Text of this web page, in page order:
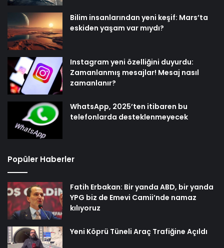
Bilim insanlarından yeni keşif: Mars’ta
eskiden yaşam var mıydı?
Instagram yeni özelliğini duyurdu:
Zamanlanmış mesajlar! Mesaj nasıl
zamanlanır?
WhatsApp, 2025’ten itibaren bu
telefonlarda desteklenmeyecek
Popüler Haberler
Fatih Erbakan: Bir yanda ABD, bir yanda
YPG biz de Emevi Camii’nde namaz
kılıyoruz
Yeni Köprü Tüneli Araç Trafiğine Açıldı